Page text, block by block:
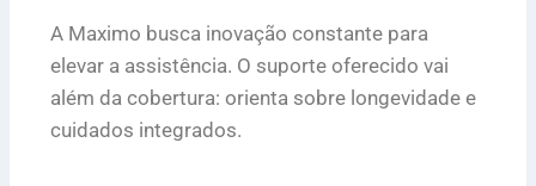
A Maximo busca inovação constante para
elevar a assistência. O suporte oferecido vai
além da cobertura: orienta sobre longevidade e
cuidados integrados.